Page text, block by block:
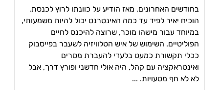
בחודשים האחרונים, מאז הודיע על כוונתו לרוץ לכנסת,
הוכיח יאיר לפיד עד כמה האינטרנט יכול להיות משמעותי,
במיוחד עבור מישהו מוכר, שרוצה להיכנס לחיים
הפוליטיים. השימוש של איש הטלוויזיה לשעבר בפייסבוק
ככלי תקשורת כמעט בלעדי להעברת מסרים
ואינטראקציה עם קהל, היה אולי חדשני ופורץ דרך, אבל
לא לא חף מטעויות.